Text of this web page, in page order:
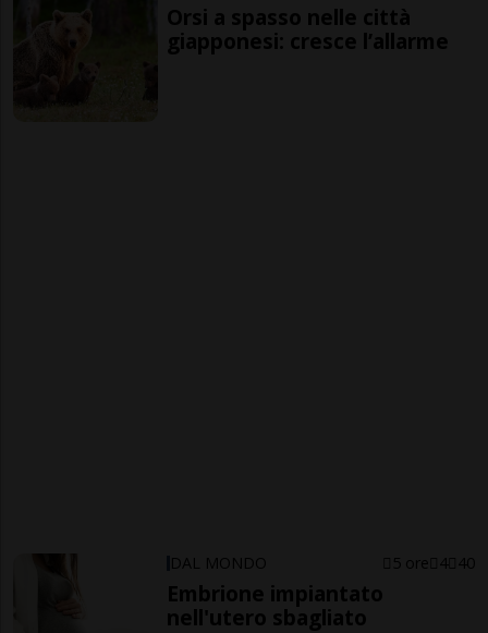
Orsi a spasso nelle città
giapponesi: cresce l’allarme
DAL MONDO 5 ore 4 40
Embrione impiantato
nell'utero sbagliato